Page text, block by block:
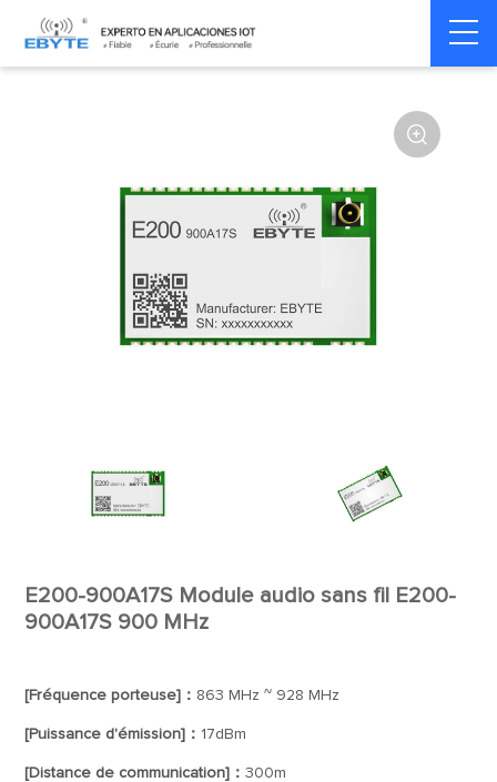
Home > Module > SPI/SOC/UART

E200-900A17S Module audio sans fil E200-
900A17S 900 MHz
[Fréquence porteuse]： 863 MHz ~ 928 MHz
[Puissance d'émission]： 17dBm
[Distance de communication]：300m